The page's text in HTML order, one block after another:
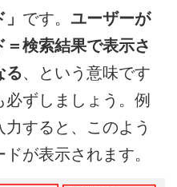
です。 ユーザーが
検索結果で表示さ
る、という意味です
ずしましょう。例
すると、このよう
が表示されます。